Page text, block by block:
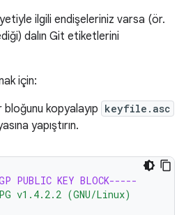
ilgili endişeleriniz varsa (ör.
dalın Git etiketlerini
için:
kopyalayıp keyfile.asc
yapıştırın.
PUBLIC KEY BLOCK-----
v1.4.2.2 (GNU/Linux)